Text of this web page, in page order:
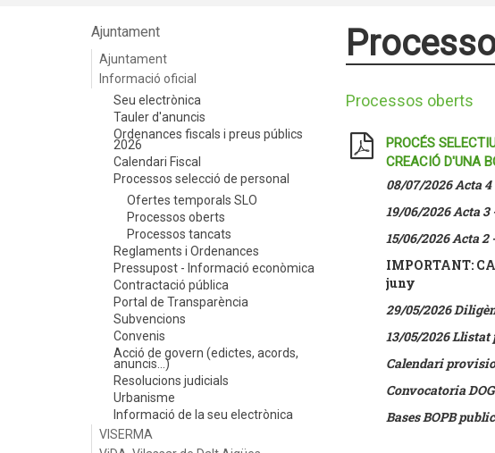
Ajuntament
Ajuntament
Informació oficial
Seu electrònica
Tauler d'anuncis
Ordenances fiscals i preus públics
2026
Calendari Fiscal
Processos selecció de personal
Ofertes temporals SLO
Processos oberts
Processos tancats
Reglaments i Ordenances
Pressupost - Informació econòmica
Contractació pública
Portal de Transparència
Subvencions
Convenis
Acció de govern (edictes, acords,
anuncis...)
Resolucions judicials
Urbanisme
Informació de la seu electrònica
VISERMA
Processos oberts
PROCÉS
CREACIÓ D'UNA
08/07/2026 Acta
19/06/2026 Acta
15/06/2026 Acta
IMPORTANT:
juny
29/05/2026
13/05/2026 Llistat
Calendari
Convocatoria
Bases BOPB